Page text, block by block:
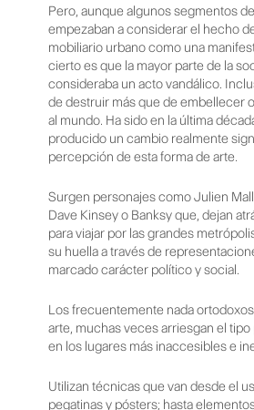
Pero, aunque algunos segmentos
empezaban a considerar el hecho
mobiliario urbano como una
cierto es que la mayor parte de la
consideraba un acto vandálico.
de destruir más que de embellecer
al mundo. Ha sido en la última
producido un cambio realmente
percepción de esta forma de arte.
Surgen personajes como Julien
Dave Kinsey o Banksy que, dejan
para viajar por las grandes
su huella a través de
marcado carácter político y social.
Los frecuentemente nada
arte, muchas veces arriesgan el
en los lugares más inaccesibles e
Utilizan técnicas que van desde el
pegatinas y pósters; hasta